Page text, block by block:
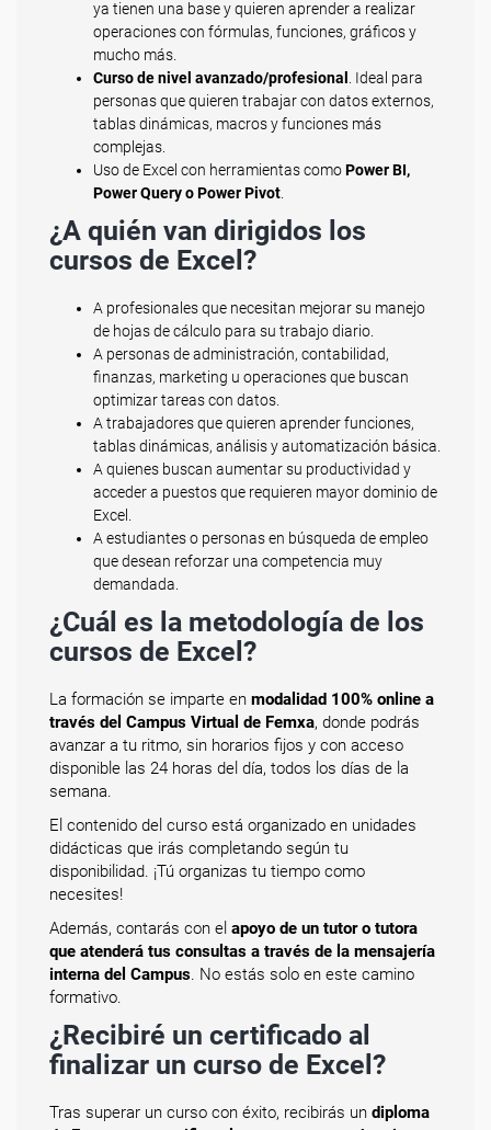
ya tienen una base y quieren aprender a realizar
operaciones con fórmulas, funciones, gráficos y
mucho más.
Curso de nivel avanzado/profesional . Ideal para
personas que quieren trabajar con datos externos,
tablas dinámicas, macros y funciones más
complejas.
Uso de Excel con herramientas comoPower BI,
Power Query o Power Pivot.
¿A quién van dirigidos los
cursos de Excel?
A profesionales que necesitan mejorar su manejo
de hojas de cálculo para su trabajo diario.
A personas de administración, contabilidad,
finanzas, marketing u operaciones que buscan
optimizar tareas con datos.
A trabajadores que quieren aprender funciones,
tablas dinámicas, análisis y automatización básica.
A quienes buscan aumentar su productividad y
acceder a puestos que requieren mayor dominio de
Excel.
A estudiantes o personas en búsqueda de empleo
que desean reforzar una competencia muy
demandada.
¿Cuál es la metodología de los
cursos de Excel?
La formación se imparte en modalidad 100% online a
través del Campus Virtual de Femxa, donde podrás
avanzar a tu ritmo, sin horarios fijos y con acceso
disponible las 24 horas del día, todos los días de la
semana.
El contenido del curso está organizado en unidades
didácticas que irás completando según tu
disponibilidad. ¡Tú organizas tu tiempo como
necesites!
Además, contarás con el apoyo de un tutor o tutora
que atenderá tus consultas a través de la mensajería
interna del Campus. No estás solo en este camino
formativo.
¿Recibiré un certificado al
finalizar un curso de Excel?
Tras superar un curso con éxito, recibirás un diploma